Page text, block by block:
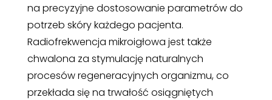
na precyzyjne dostosowanie parametrów do
potrzeb skóry każdego pacjenta.
Radiofrekwencja mikroigłowa jest także
chwalona za stymulację naturalnych
procesów regeneracyjnych organizmu, co
przekłada się na trwałość osiągniętych